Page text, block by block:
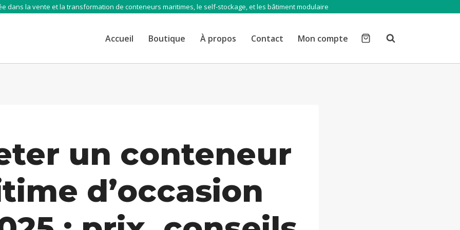
dans la vente et la transformation de conteneurs maritimes, le self-stockage, et les bâtiment modulaire
Accueil Boutique À propos Contact Mon compte
un conteneur
d’occasion